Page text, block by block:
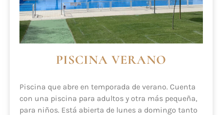
PISCINA VERANO
Piscina que abre en temporada de verano. Cuenta
con una piscina para adultos y otra más pequeña,
para niños. Está abierta de lunes a domingo tanto